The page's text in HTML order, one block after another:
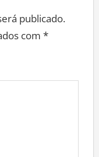
publicado.
com *